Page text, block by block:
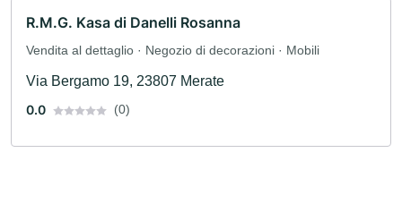
R.M.G. Kasa di Danelli Rosanna
Vendita al dettaglio · Negozio di decorazioni · Mobili
Via Bergamo 19, 23807 Merate
0.0
(0)